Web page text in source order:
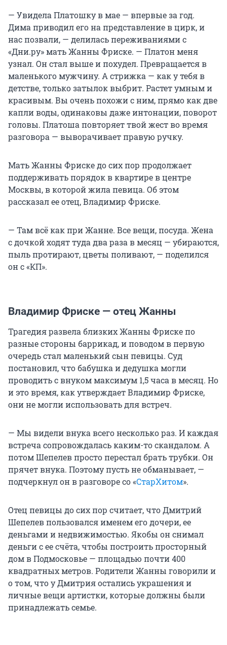
— Увидела Платошку в мае — впервые за год.
Дима приводил его на представление в цирк, и
нас позвали, — делилась переживаниями с
«Дни.ру» мать Жанны Фриске. — Платон меня
узнал. Он стал выше и похудел. Превращается в
маленького мужчину. А стрижка — как у тебя в
детстве, только затылок выбрит. Растет умным и
красивым. Вы очень похожи с ним, прямо как две
капли воды, одинаковы даже интонации, поворот
головы. Платоша повторяет твой жест во время
разговора — выворачивает правую ручку.
Мать Жанны Фриске до сих пор продолжает
поддерживать порядок в квартире в центре
Москвы, в которой жила певица. Об этом
рассказал ее отец, Владимир Фриске.
— Там всё как при Жанне. Все вещи, посуда. Жена
с дочкой ходят туда два раза в месяц — убираются,
пыль протирают, цветы поливают, — поделился
он с «КП».
Владимир Фриске — отец Жанны
Трагедия развела близких Жанны Фриске по
разные стороны баррикад, и поводом в первую
очередь стал маленький сын певицы. Суд
постановил, что бабушка и дедушка могли
проводить с внуком максимум 1,5 часа в месяц. Но
и это время, как утверждает Владимир Фриске,
они не могли использовать для встреч.
— Мы видели внука всего несколько раз. И каждая
встреча сопровождалась каким-то скандалом. А
потом Шепелев просто перестал брать трубки. Он
прячет внука. Поэтому пусть не обманывает, —
подчеркнул он в разговоре со «СтарХитом».
Отец певицы до сих пор считает, что Дмитрий
Шепелев пользовался именем его дочери, ее
деньгами и недвижимостью. Якобы он снимал
деньги с ее счёта, чтобы построить просторный
дом в Подмосковье — площадью почти 400
квадратных метров. Родители Жанны говорили и
о том, что у Дмитрия остались украшения и
личные вещи артистки, которые должны были
принадлежать семье.